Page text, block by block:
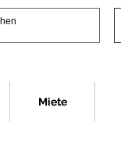
Montag 13.00
Vor Feiertagen
Miete